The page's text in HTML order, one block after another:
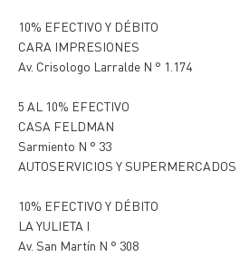
10% EFECTIVO Y DÉBITO
CARA IMPRESIONES
Av. Crisologo Larralde N ° 1.174
5 AL 10% EFECTIVO
CASA FELDMAN
Sarmiento N ° 33
AUTOSERVICIOS Y SUPERMERCADOS
10% EFECTIVO Y DÉBITO
LA YULIETA I
Av. San Martín N ° 308